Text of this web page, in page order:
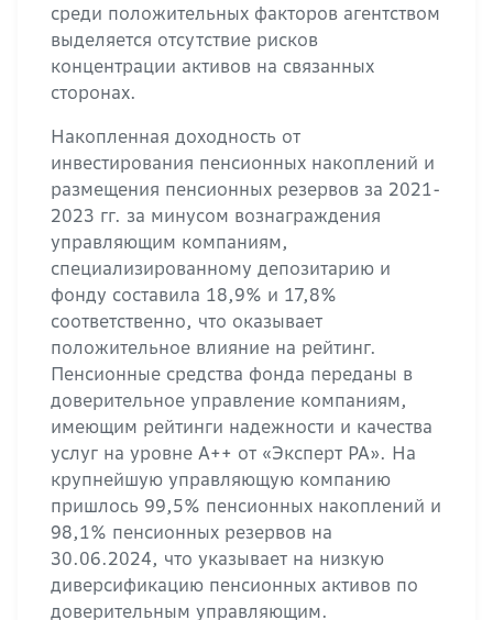
среди положительных факторов агентством
выделяется отсутствие рисков
концентрации активов на связанных
сторонах.
Накопленная доходность от
инвестирования пенсионных накоплений и
размещения пенсионных резервов за 2021-
2023 гг. за минусом вознаграждения
управляющим компаниям,
специализированному депозитарию и
фонду составила 18,9% и 17,8%
соответственно, что оказывает
положительное влияние на рейтинг.
Пенсионные средства фонда переданы в
доверительное управление компаниям,
имеющим рейтинги надежности и качества
услуг на уровне А++ от «Эксперт РА». На
крупнейшую управляющую компанию
пришлось 99,5% пенсионных накоплений и
98,1% пенсионных резервов на
30.06.2024, что указывает на низкую
диверсификацию пенсионных активов по
доверительным управляющим.